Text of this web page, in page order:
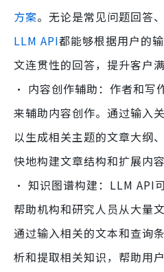
方案。无论是常见问题回答
LLM API都能够根据用户的
文连贯性的回答，提升客户
· 内容创作辅助：作者和写
来辅助内容创作。通过输入
以生成相关主题的文章大纲
快地构建文章结构和扩展内
· 知识图谱构建：LLM API
帮助机构和研究人员从大量
通过输入相关的文本和查询
析和提取相关知识，帮助用